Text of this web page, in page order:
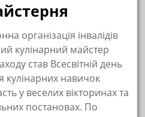
організація інвалідів
кулінарний майстер
став Всесвітній день
кулінарних навичок
у веселих вікторинах та
постановах. По